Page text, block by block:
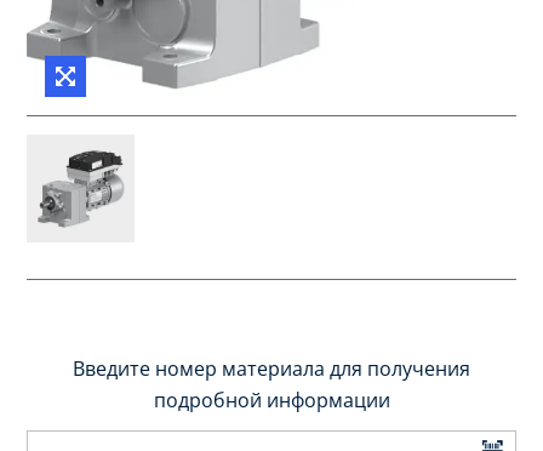
Введите номер материала для получения
подробной информации